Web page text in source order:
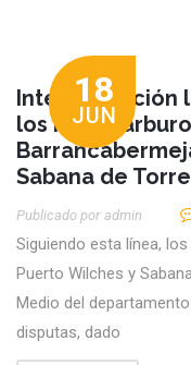
18
JUN
Intermediación
los
Sabana de
Publicado por Admin
Siguiendo esta línea,
Puerto Wilches y
Medio del
disputas, dado